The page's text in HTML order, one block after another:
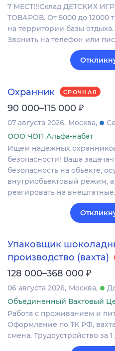
7 МЕСТ!!!Склад ДЕТСКИХ
ТОВАРОВ. От 5000 до 12000
на территории базы
Звонить на телефон или
Охранник СРОЧНАЯ
90 000–115 000 ₽
07 августа 2026 Москва
ООО ЧОП Альфа-набат
Ищем надежных
безопасности! Ваша
безопасность на обьекте,
внутриобьектовый режим,
реагировать на
Упаковщик
производство (вахта)
128 000–368 000 ₽
06 августа 2026 Москва
Объединенный Вахтовый
Работа с проживанием и
Оформление по ТК РФ, вахта
смена. Трудоустройство за 1